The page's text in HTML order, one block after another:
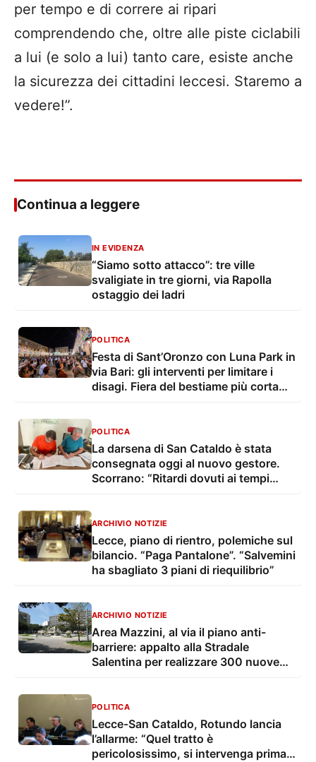
per tempo e di correre ai ripari
comprendendo che, oltre alle piste ciclabili
a lui (e solo a lui) tanto care, esiste anche
la sicurezza dei cittadini leccesi. Staremo a
vedere!”.
Continua a leggere
IN EVIDENZA
“Siamo sotto attacco”: tre ville
svaligiate in tre giorni, via Rapolla
ostaggio dei ladri
POLITICA
Festa di Sant’Oronzo con Luna Park in
via Bari: gli interventi per limitare i
disagi. Fiera del bestiame più corta
POLITICA
La darsena di San Cataldo è stata
consegnata oggi al nuovo gestore.
Scorrano: “Ritardi dovuti ai tempi
ARCHIVIO NOTIZIE
Lecce, piano di rientro, polemiche sul
bilancio. “Paga Pantalone”. “Salvemini
ha sbagliato 3 piani di riequilibrio”
ARCHIVIO NOTIZIE
Area Mazzini, al via il piano anti-
barriere: appalto alla Stradale
Salentina per realizzare 300 nuove
POLITICA
Lecce-San Cataldo, Rotundo lancia
l’allarme: “Quel tratto è
pericolosissimo, si intervenga prima